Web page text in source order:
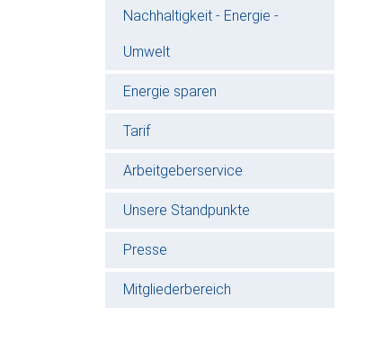
Nachhaltigkeit - Energie -
Umwelt
Energie sparen
Tarif
Arbeitgeberservice
Unsere Standpunkte
Presse
Mitgliederbereich